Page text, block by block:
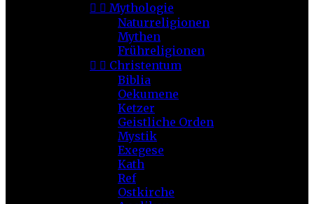
  Mythologie
Naturreligionen
Mythen
Frühreligionen
  Christentum
Biblia
Oekumene
Ketzer
Geistliche Orden
Mystik
Exegese
Kath
Ref
Ostkirche